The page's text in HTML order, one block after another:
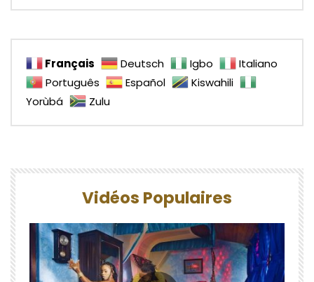
Français Deutsch Igbo
Italiano
Português
Español
Kiswahili
Yorùbá
Zulu
Vidéos Populaires